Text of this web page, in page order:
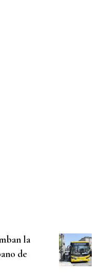
la
de